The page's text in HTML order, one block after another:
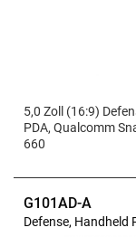
5,0 Zoll (16:9)
PDA, Qualcomm
660
G101AD-A
Defense, Handheld